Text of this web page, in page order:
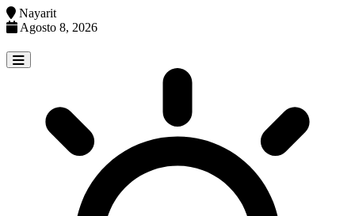
Nayarit
Agosto 8, 2026
to
content